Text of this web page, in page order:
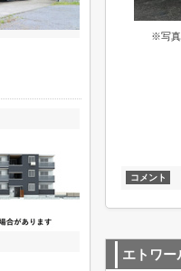
※写真
コメント
エトワー